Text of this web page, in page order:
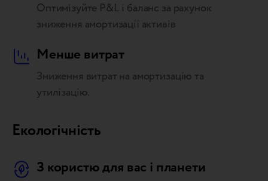
Оптимізуйте P&L і баланс за рахунок
зниження амортизації активів
Менше витрат
Зниження витрат на амортизацію та
утилізацію.
Екологічність
З користю для вас і планети